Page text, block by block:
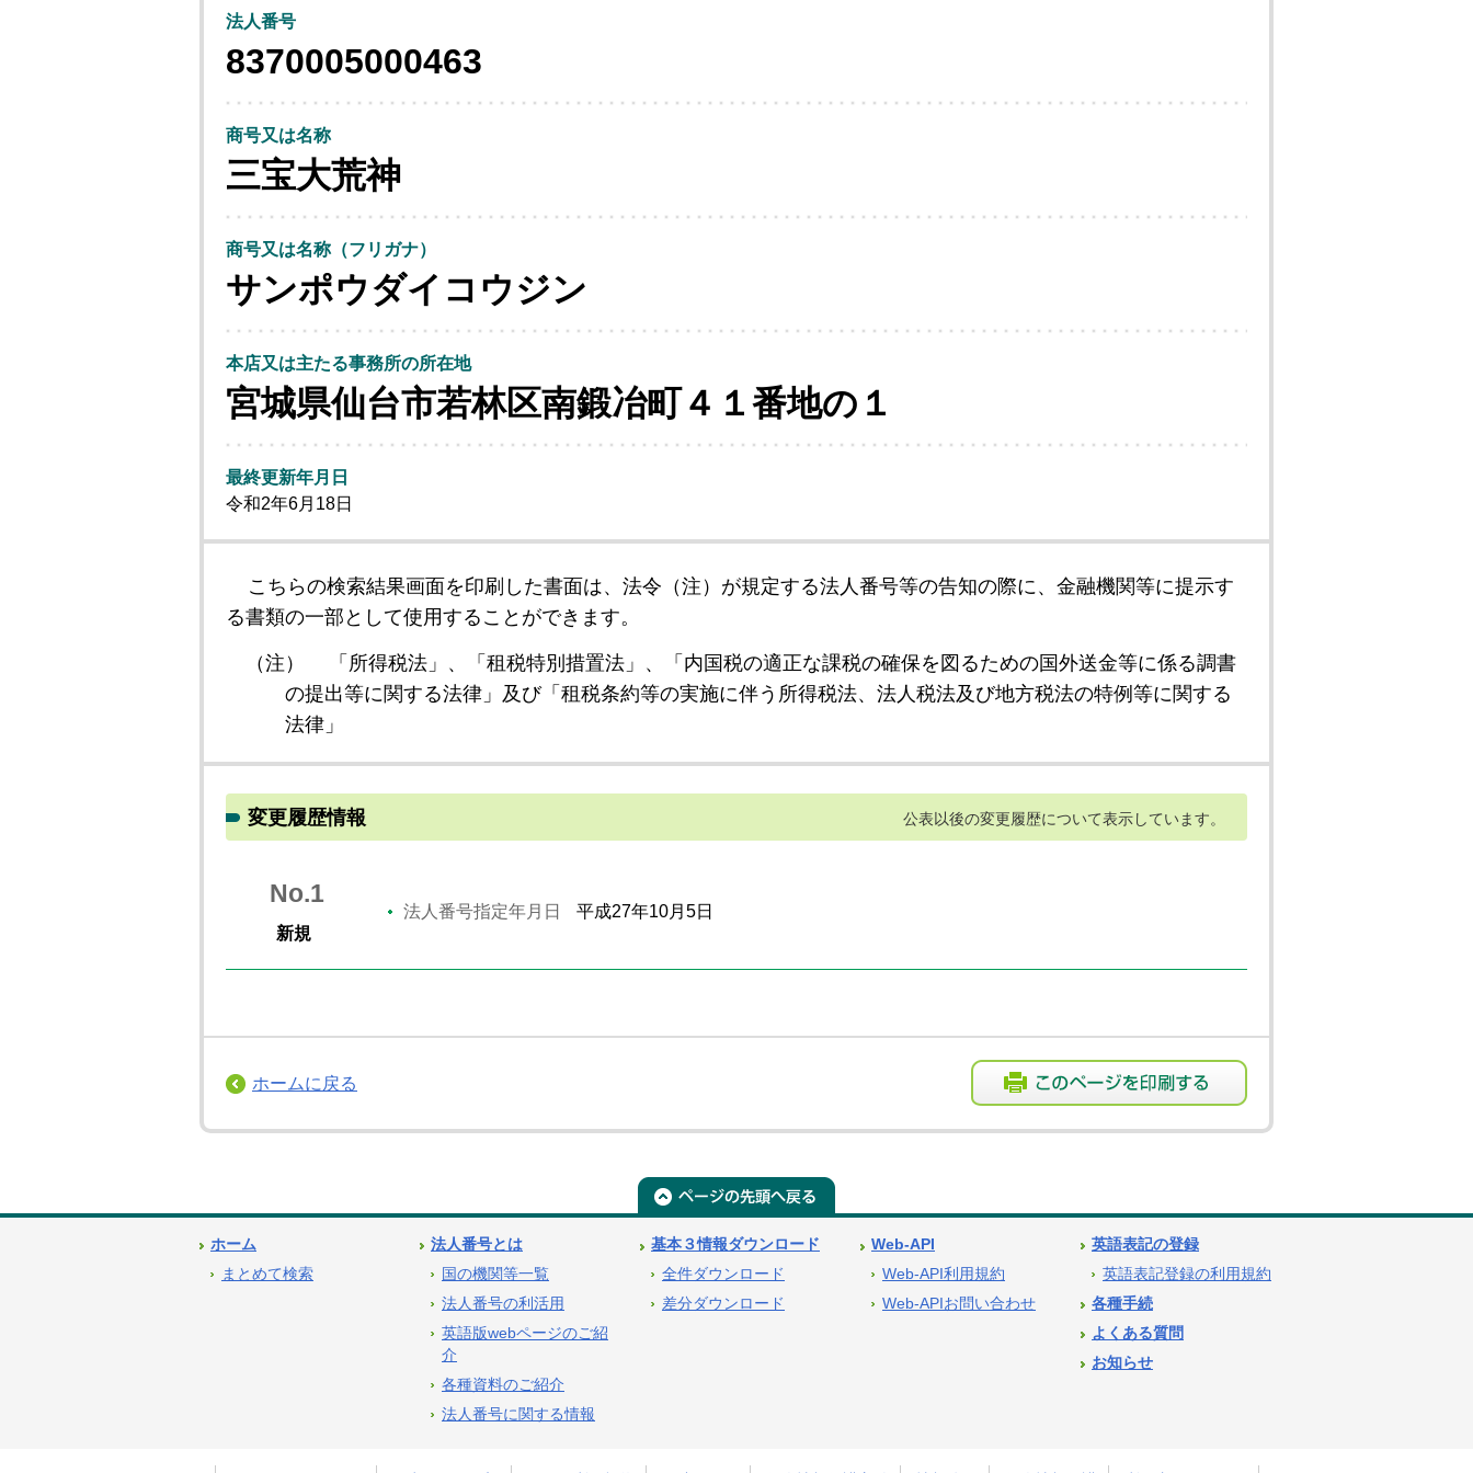
法人番号
8370005000463
商号又は名称
三宝大荒神
商号又は名称（フリガナ）
サンポウダイコウジン
本店又は主たる事務所の所在地
宮城県仙台市若林区南鍛冶町４１番地の１
最終更新年月日
令和2年6月18日
こちらの検索結果画面を印刷した書面は、法令（注）が規定する法人番号等の告知の際に、金融機関等に提示す
る書類の一部として使用することができます。
（注）
「所得税法」、「租税特別措置法」、「内国税の適正な課税の確保を図るための国外送金等に係る調書
の提出等に関する法律」及び「租税条約等の実施に伴う所得税法、法人税法及び地方税法の特例等に関する
法律」
変更履歴情報 公表以後の変更履歴について表示しています。
No.1
新規
法人番号指定年月日 平成27年10月5日
ホームに戻る
ホーム
まとめて検索
法人番号とは
国の機関等一覧
法人番号の利活用
英語版webページのご紹
介
各種資料のご紹介
法人番号に関する情報
基本３情報ダウンロード
全件ダウンロード
差分ダウンロード
Web-API
Web-API利用規約
Web-APIお問い合わせ
英語表記の登録
英語表記登録の利用規約
各種手続
よくある質問
お知らせ